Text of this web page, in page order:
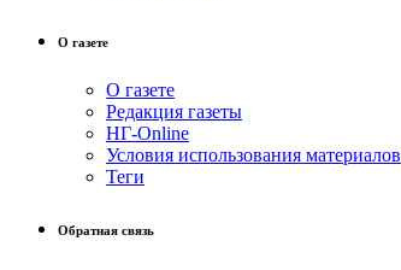
О газете
О газете
Редакция газеты
НГ-Online
Условия использования материалов
Теги
Обратная связь